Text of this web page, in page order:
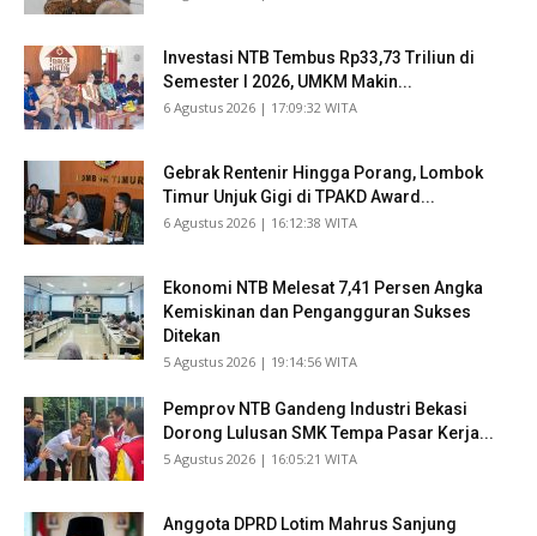
Investasi NTB Tembus Rp33,73 Triliun di
Semester I 2026, UMKM Makin...
​6 Agustus 2026 | 17:09:32 WITA
Gebrak Rentenir Hingga Porang, Lombok
Timur Unjuk Gigi di TPAKD Award...
​6 Agustus 2026 | 16:12:38 WITA
Ekonomi NTB Melesat 7,41 Persen Angka
Kemiskinan dan Pengangguran Sukses
Ditekan
​5 Agustus 2026 | 19:14:56 WITA
Pemprov NTB Gandeng Industri Bekasi
Dorong Lulusan SMK Tempa Pasar Kerja...
​5 Agustus 2026 | 16:05:21 WITA
Anggota DPRD Lotim Mahrus Sanjung